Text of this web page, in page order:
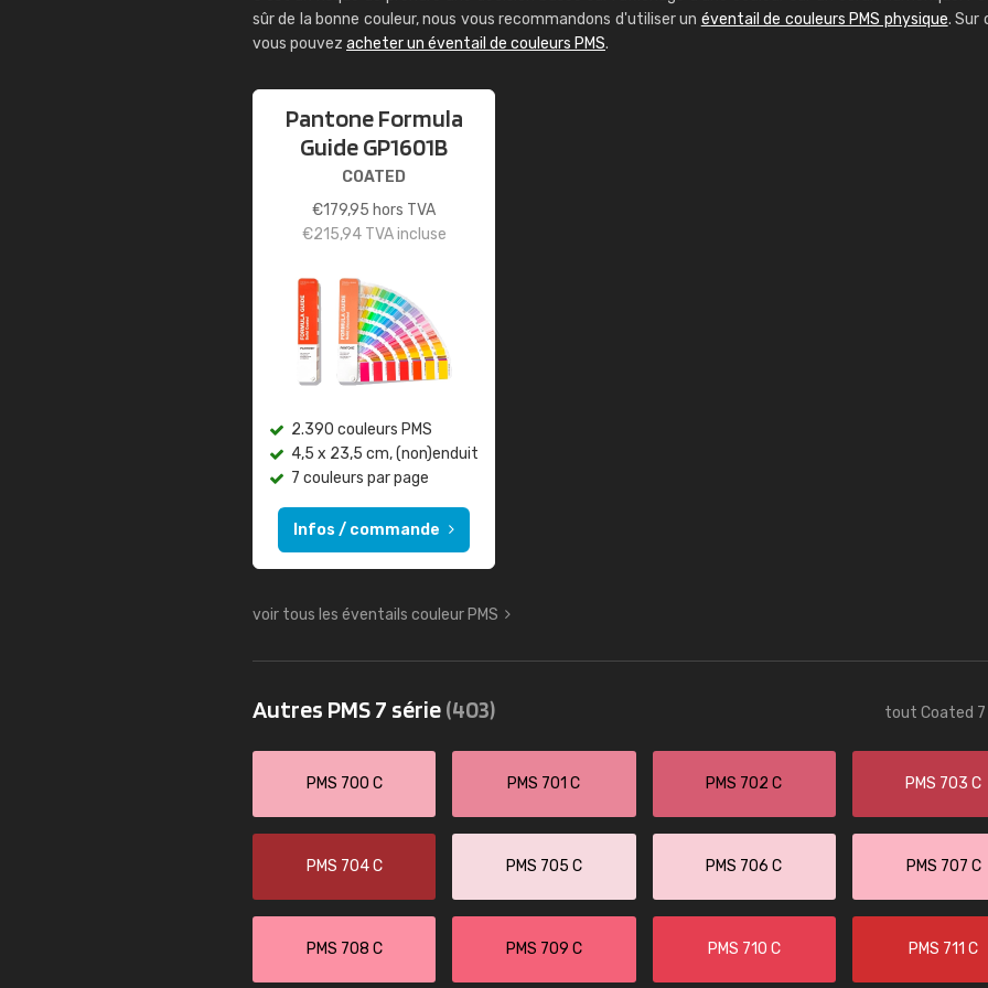
sûr de la bonne couleur, nous vous recommandons d'utiliser un éventail de couleurs PMS physique. Sur
vous pouvez acheter un éventail de couleurs PMS.
Pantone Formula
Guide GP1601B
COATED
€179,95 hors TVA
€215,94TVA incluse
2.390 couleurs PMS
4,5 x 23,5 cm, (non)enduit
7 couleurs par page
Infos / commande
voir tous les éventails couleur PMS
Autres PMS 7 série(403) tout Coated 7
PMS 700 C PMS 701 C PMS 702 C PMS 703 C
PMS 704 C PMS 705 C PMS 706 C PMS 707 C
PMS 708 C PMS 709 C PMS 710 C PMS 711 C